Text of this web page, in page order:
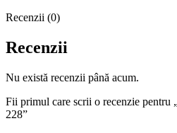
Recenzii (0)
Recenzii
Nu există recenzii până acum.
Fii primul care scrii o recenzie pentru
228”